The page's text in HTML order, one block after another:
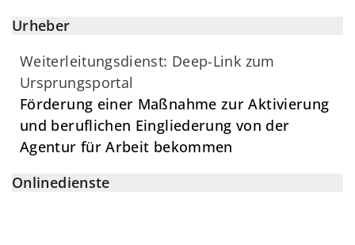
Urheber
Weiterleitungsdienst: Deep-Link zum
Ursprungsportal
Förderung einer Maßnahme zur Aktivierung
und beruflichen Eingliederung von der
Agentur für Arbeit bekommen
Onlinedienste